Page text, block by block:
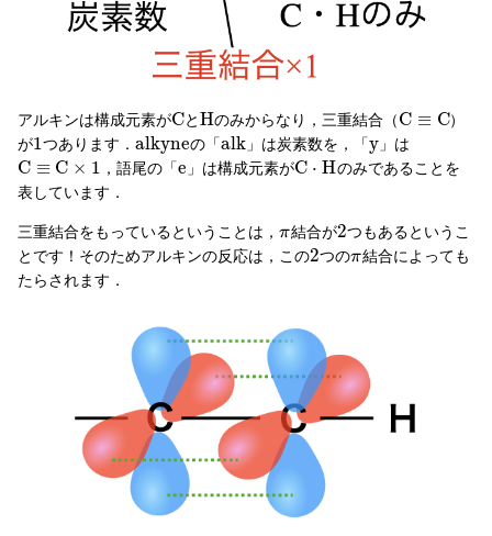
アルキンは構成元素がCと Hのみからなり，三重結合（C ≡ C）
が1つあります．alkyneの「alk 」は炭素数を，「y 」は
C ≡ C × 1 ，語尾の「e 」は構成元素がC ⋅ Hのみであることを
表しています．
三重結合をもっているということは， π結合が2つもあるというこ
とです！そのためアルキンの反応は，この2つのπ結合によっても
たらされます．